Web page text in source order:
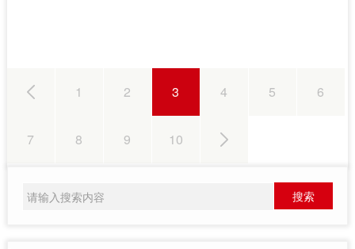
1 2 3 4 5 6
7 8 9 10